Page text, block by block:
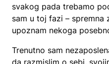
svakog pada trebamo
sam u toj fazi – spremna
upoznam nekoga
Trenutno sam
da razmislim o sebi,